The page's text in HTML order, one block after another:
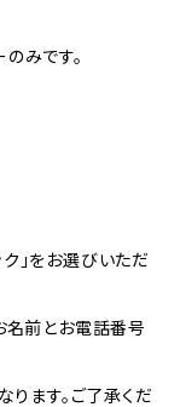
みです。
」をお選びいただ
名前とお電話番号
ります。ご了承くだ